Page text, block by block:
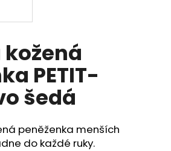
PETIT-
šedá
peněženka menších
do každé ruky.
HLEDAT